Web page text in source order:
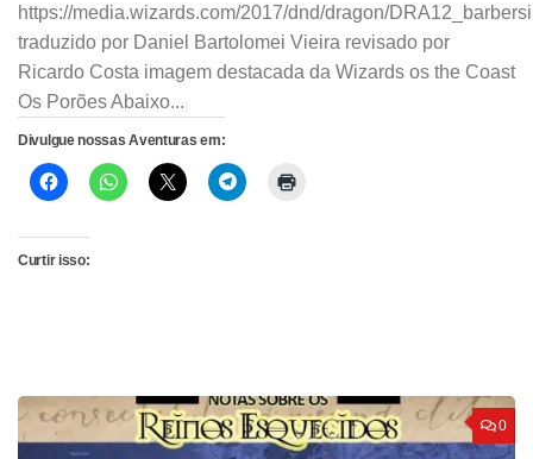
https://media.wizards.com/2017/dnd/dragon/
traduzido por Daniel Bartolomei Vieira revisado por
Ricardo Costa imagem destacada da Wizards os the Coast
Os Porões Abaixo...
Divulgue nossas Aventuras em:
Curtir isso:
0